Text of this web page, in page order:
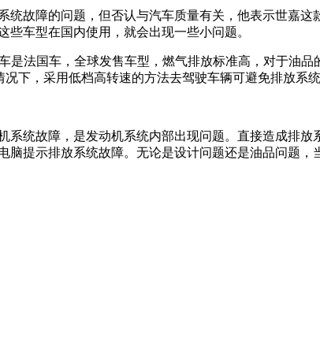
故障的问题，但否认与汽车质量有关，他表示世嘉这
些车型在国内使用，就会出现一些小问题。
法国车，全球发售车型，燃气排放标准高，对于油
下，采用低档高转速的方法去驾驶车辆可避免排放系统
统故障，是发动机系统内部出现问题。直接造成排
提示排放系统故障。无论是设计问题还是油品问题，